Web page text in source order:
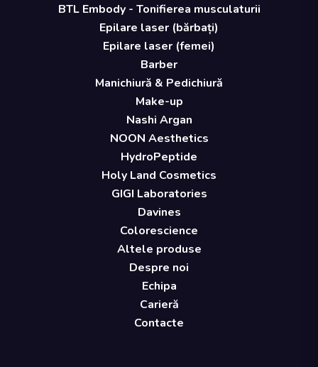
BTL Embody - Tonifierea musculaturii
Epilare laser (bărbați)
Epilare laser (femei)
Barber
Manichiură & Pedichiură
Make-up
Nashi Argan
NOON Aesthetics
HydroPeptide
Holy Land Cosmetics
GIGI Laboratories
Davines
Colorescience
Altele produse
Despre noi
Echipa
Carieră
Contacte